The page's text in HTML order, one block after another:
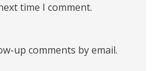
time I comment.
up comments by email.